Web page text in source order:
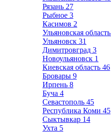
Рязань 27
Рыбное 3
Касимов 2
Ульяновская область
Ульяновск 31
Димитровград 3
Новоульяновск 1
Киевская область 46
Бровары 9
Ирпень 8
Буча 4
Севастополь 45
Республика Коми 45
Сыктывкар 14
Ухта 5